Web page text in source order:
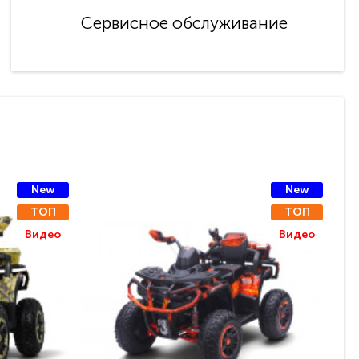
Сервисное обслуживание
New
ТОП
Видео
New
ТОП
Видео